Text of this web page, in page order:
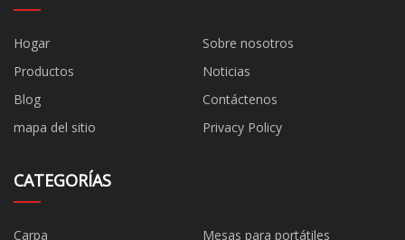
Hogar
Sobre nosotros
Productos
Noticias
Blog
Contáctenos
mapa del sitio
Privacy Policy
CATEGORÍAS
Carpa Mesas para portátiles